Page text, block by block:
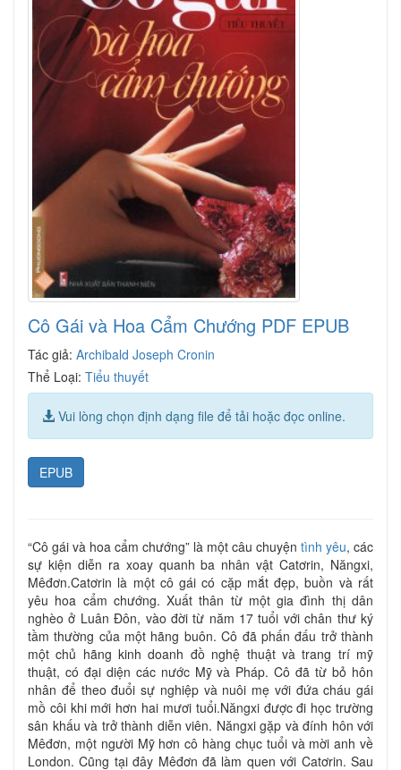
Cô Gái và Hoa Cẩm Chướng PDF EPUB
Tác giả: Archibald Joseph Cronin
Thể Loại: Tiểu thuyết
Vui lòng chọn định dạng file để tải hoặc đọc online.
EPUB
“Cô gái và hoa cẩm chướng” là một câu chuyện tình yêu, các
sự kiện diễn ra xoay quanh ba nhân vật Catơrin, Năngxi,
Mêđơn.Catơrin là một cô gái có cặp mắt đẹp, buồn và rất
yêu hoa cẩm chướng. Xuất thân từ một gia đình thị dân
nghèo ở Luân Đôn, vào đời từ năm 17 tuổi với chân thư ký
tầm thường của một hãng buôn. Cô đã phấn đấu trở thành
một chủ hãng kinh doanh đồ nghệ thuật và trang trí mỹ
thuật, có đại diện các nước Mỹ và Pháp. Cô đã từ bỏ hôn
nhân để theo đuổi sự nghiệp và nuôi mẹ với đứa cháu gái
mồ côi khi mới hơn hai mươi tuổi.Năngxi được đi học trường
sân khấu và trở thành diễn viên. Năngxi gặp và đính hôn với
Mêđơn, một người Mỹ hơn cô hàng chục tuổi và mời anh về
London. Cũng tại đây Mêđơn đã làm quen với Catơrin. Sau